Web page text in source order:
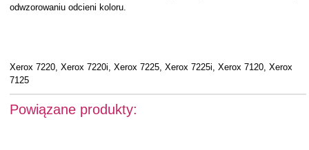
odwzorowaniu odcieni koloru.
Xerox 7220, Xerox 7220i, Xerox 7225, Xerox 7225i, Xerox 7120, Xerox
7125
Powiązane produkty: